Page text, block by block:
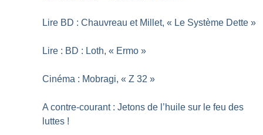
Lire BD : Chauvreau et Millet, « Le Système Dette »
Lire : BD : Loth, « Ermo »
Cinéma : Mobragi, « Z 32 »
A contre-courant : Jetons de l’huile sur le feu des
luttes !